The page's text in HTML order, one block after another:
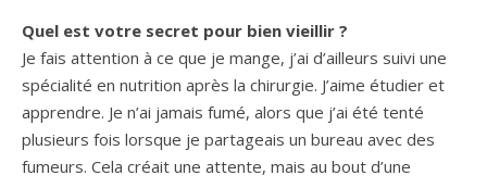
Quel est votre secret pour bien vieillir ?
Je fais attention à ce que je mange, j’ai d’ailleurs suivi une
spécialité en nutrition après la chirurgie. J’aime étudier et
apprendre. Je n’ai jamais fumé, alors que j’ai été tenté
plusieurs fois lorsque je partageais un bureau avec des
fumeurs. Cela créait une attente, mais au bout d’une